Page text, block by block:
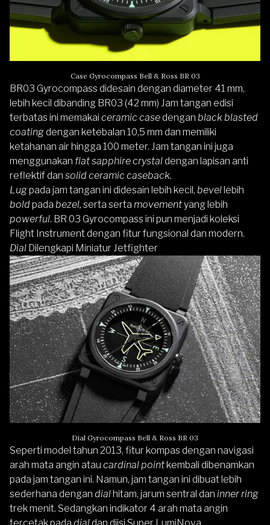
Case Gyrocompass Bell & Ross BR 03
BR03 Gyrocompass didesain dengan diameter 41 mm,
lebih kecil dibanding BR03 (42 mm) Jam tangan edisi
terbatas ini memakai ceramic casedengan black blasted
coatingdengan ketebalan 10,5 mm dan memiliki
ketahanan air hingga 100 meter. Jam tangan ini juga
menggunakan flat sapphire crystaldengan lapisan anti
reflektif dan solid ceramic caseback.
Lugpada jam tangan ini didesain lebih kecil, bevellebih
boldpada bezel, serta serta movementyang lebih
powerful. BR 03 Gyrocompass ini pun menjadi koleksi
Flight Instrument dengan fitur fungsional dan modern.
Dial Dilengkapi Miniatur Jetfighter
Dial Gyrocompass Bell & Ross BR 03
Seperti model tahun 2013, fitur kompas dengan navigasi
arah mata angin atau cardinal pointkembali dibenamkan
pada jam tangan ini. Namun, jam tangan ini dibuat lebih
sederhana dengan dialhitam, jarum sentral dan inner ring
trek menit. Sedangkan indikator 4 arah mata angin